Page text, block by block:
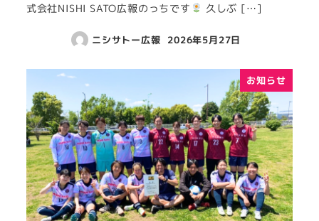
式会社NISHI SATO広報のっちです
久しぶ […]
ニシサトー広報 2026年5月27日
お知らせ